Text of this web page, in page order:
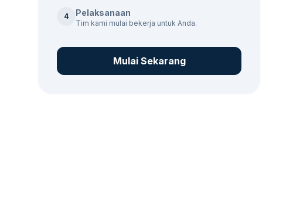
4 Pelaksanaan
Tim kami mulai bekerja untuk Anda.
Mulai Sekarang